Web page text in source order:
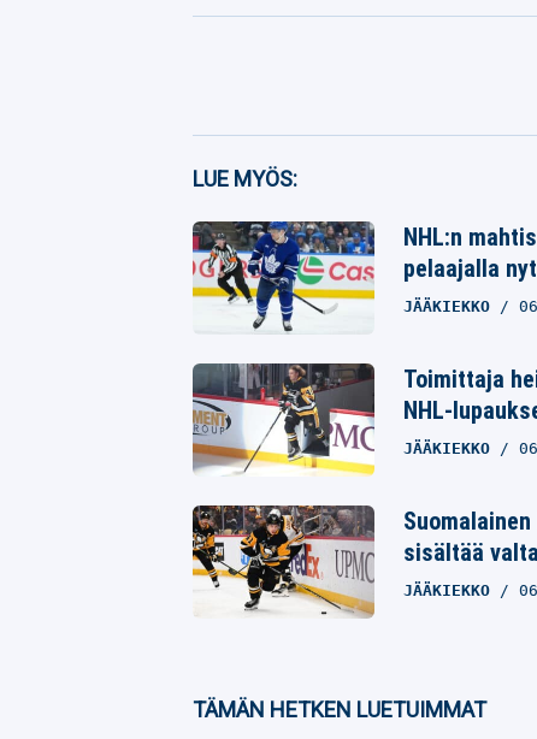
Facebook
Twitter
Whatsapp
LUE MYÖS:
NHL:n
pelaajalla
JÄÄKIEKKO
Toimittaja
NHL-
JÄÄKIEKKO
sisältää
JÄÄKIEKKO
TÄMÄN HETKEN LUETUIMMAT